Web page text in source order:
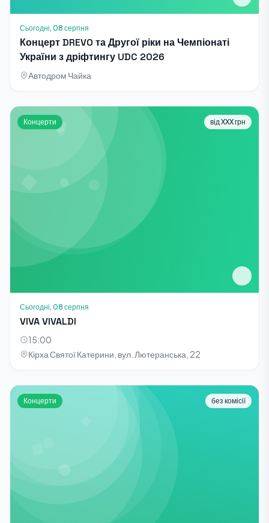
Сьогодні, 08 серпня
Концерт DREVO та Другої ріки на Чемпіонаті
України з дріфтингу UDC 2026
Автодром Чайка
Концерти від XXX грн
Сьогодні, 08 серпня
VIVA VIVALDI
15:00
Кірха Святої Катерини, вул. Лютеранська, 22
Концерти без комісії